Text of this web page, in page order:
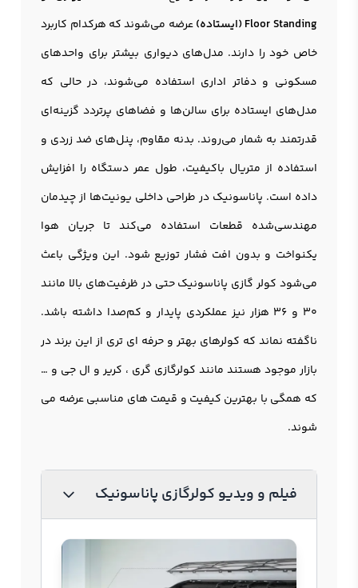
Floor Standing (ایستاده)
عرضه می‌شوند که هرکدام کاربرد
خاص خود را دارند. مدل‌های دیواری بیشتر برای واحدهای
مسکونی و دفاتر اداری استفاده می‌شوند، در حالی که
مدل‌های ایستاده برای سالن‌ها و فضاهای پرتردد گزینه‌ای
قدرتمند به شمار می‌روند. بدنه مقاوم، پنل‌های ضد زردی و
استفاده از متریال باکیفیت، طول عمر دستگاه را افزایش
داده است. پاناسونیک در طراحی داخلی یونیت‌ها از چیدمان
مهندسی‌شده قطعات استفاده می‌کند تا جریان هوا
یکنواخت و بدون افت فشار توزیع شود. این ویژگی باعث
می‌شود کولر گازي پاناسونيک حتی در ظرفیت‌های بالا مانند
30 و 36 هزار نیز عملکردی پایدار و کم‌صدا داشته باشد.
ناگفته نماند که کولرهای بهتر و حرفه ای تری از این برند در
بازار موجود هستند مانند کولرگازی گری ، کریر و ال جی و …
که همگی با بهترین کیفیت و قیمت های مناسبی عرضه می
شوند.
فیلم و ویدیو کولرگازی پاناسونیک